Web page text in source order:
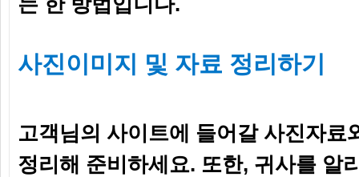
사진이미지 및 자료 정리하기
고객님의 사이트에 들어갈 사진자료
정리해 준비하세요. 또한, 귀사를 알